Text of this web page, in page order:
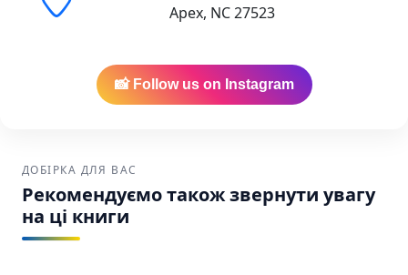
Apex, NC 27523
📸 Follow us on Instagram
ДОБІРКА ДЛЯ ВАС
Рекомендуємо також звернути увагу
на ці книги